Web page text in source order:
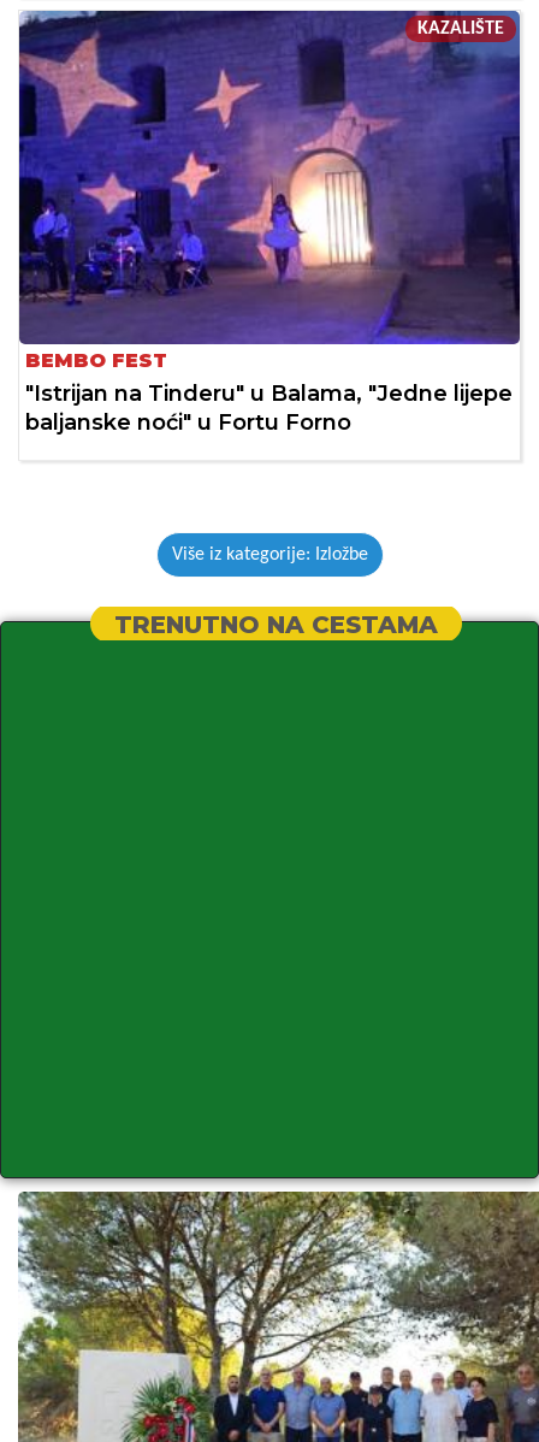
KAZALIŠTE
BEMBO FEST
"Istrijan na Tinderu" u Balama, "Jedne lijepe
baljanske noći" u Fortu Forno
Više iz kategorije: Izložbe
TRENUTNO NA CESTAMA